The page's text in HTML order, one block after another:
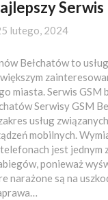
Serwis
lutego, 2024
Bełchatów to
miasta. Serwis GSM
Serwisy GSM
usług
mobilnych.
jest jednym
ponieważ
narażone są na